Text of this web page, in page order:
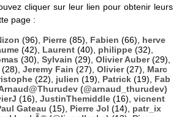
cliquer sur leur lien pour obtenir leurs
page :
(96), Pierre (85), Fabien (66), herve
(42), Laurent (40), philippe (32),
(30), Sylvain (29), Olivier Auber(29),
(28), Jeremy Fain (27), Olivier(27), Marc
(22), julien (19), Patrick (19), Fab
(@arnaud_thurudev)
(16), JustinThemiddle (16), vicnent
Gateau (15), Pierre Jol (14), patr_ix